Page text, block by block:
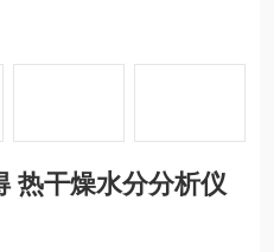
热干燥水分分析仪